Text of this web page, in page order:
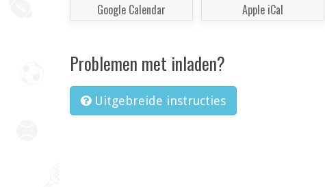
Google Calendar Apple iCal
Problemen met inladen?
Uitgebreide instructies